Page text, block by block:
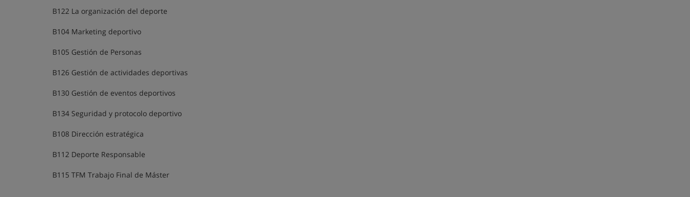
B122 La organización del deporte
B104 Marketing deportivo
B105 Gestión de Personas
B126 Gestión de actividades deportivas
B130 Gestión de eventos deportivos
B134 Seguridad y protocolo deportivo
B108 Dirección estratégica
B112 Deporte Responsable
B115 TFM Trabajo Final de Máster